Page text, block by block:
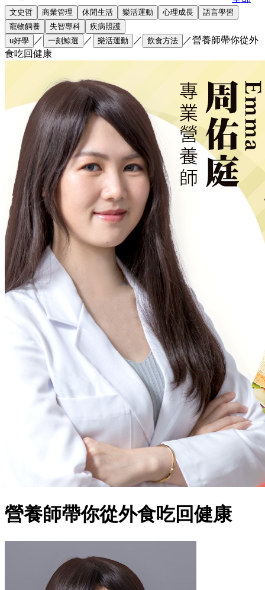
文史哲 商業管理 休閒生活 樂活運動 心理成長
語言學習
寵物飼養
失智專科
疾病照護
u好學
／ 一刻鯨選 ／ 樂活運動 ／ 飲食方法 ／營養師帶你從外
食吃回健康
營養師帶你從外食吃回健康